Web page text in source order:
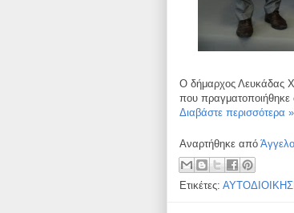
Ο δήμαρχος Λευκάδας
που πραγματοποιήθηκε
Διαβάστε περισσότερα »
Αναρτήθηκε από
Ετικέτες: